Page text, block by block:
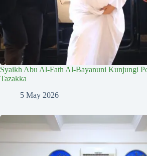
Syaikh Abu Al-Fath Al-Bayanuni Kunjungi
Tazakka
5 May 2026